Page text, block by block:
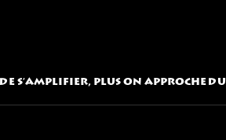
de s'amplifier, plus on approche du